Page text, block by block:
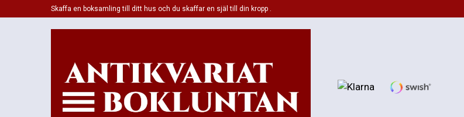
Skaffa en boksamling till ditt hus och du skaffar en själ till din kropp .